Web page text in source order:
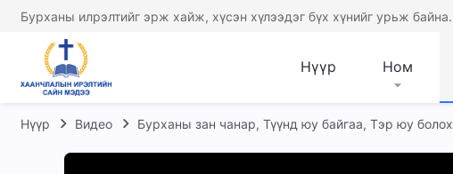
Бурханы илрэлтийг эрж хайж, хүсэн хүлээдэг бүх хүнийг урьж байна.
Нүүр Ном
Нүүр Видео Бурханы зан чанар, Түүнд юу байгаа, Тэр юу болох